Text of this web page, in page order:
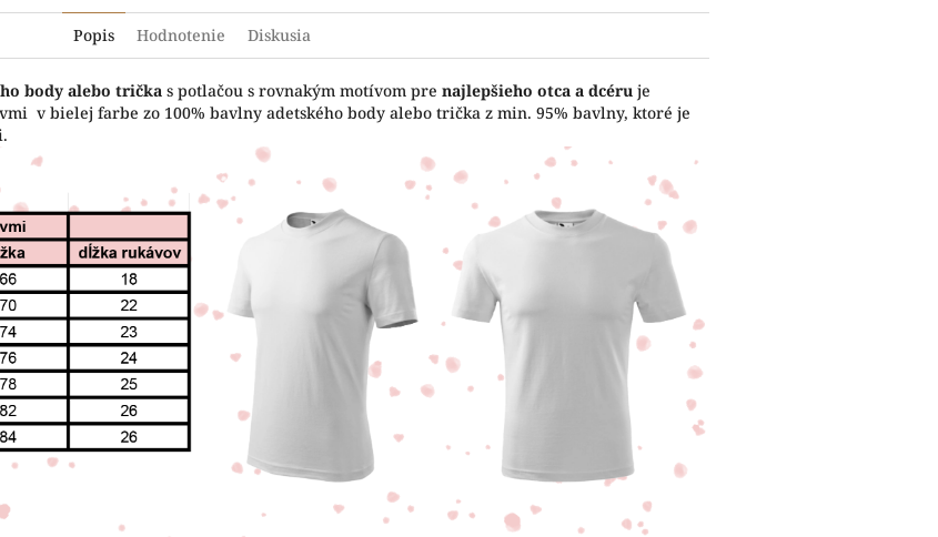
Popis Hodnotenie Diskusia
body alebo trička s potlačou s rovnakým motívom pre najlepšieho otca a dcéru je
v bielej farbe zo 100% bavlny adetského body alebo trička z min. 95% bavlny, ktoré je